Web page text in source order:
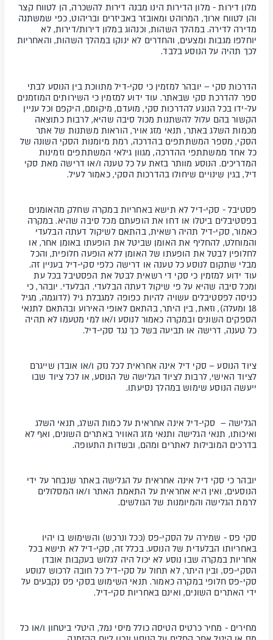
מלון דירות- מלון הדירות הינו מבנה דירות להשכרה, הן לטווח קצר
והן לטווח ארוך, המרוהט ומאובזר באביזרים ובריהוט, כפי שמשתנה
מדירה לדירה. במהלך השהות, וכנהוג במלון דירות/דירות, לא
יוחלפו מגבות ומצעים, והחדרים לא ינוקו במהלך השהות, והאחריות
לכך תהיה על הנוסע בלבד.
הדרכות סקי – יובהר למזמין כי סקי-דיל מתווכת בין הנוסע לבתי
ספר להדרכת סקי שבאתר. עוד ידוע למזמין כי השירותים המוזמנים
על-ידו בכל הנוגע להדרכות סקי, מועדם, מיקומם, היקפם וכל עניין
הקשור בהם עלול להשתנות מכול סיבה שהיא, לרבות כתוצאה
מכמות השלג באתר, תנאי מזג אויר, הוראות משתנות של אתר
הסקי, מספר המשתתפים בהדרכה, רמת מיומנות הסקי השונה של
כל אחד ממשתתפי ההדרכה, מגוון גילאי המשתתפים וזמינות
המדריכים. הנוסע מוותר בזאת על כל טענה ו/או דרישה מאת סקי
דיל, בגין שינויים שיחולו בהדרכות הסקי, כאמור לעיל.
פסטיבל - סקי-דיל לא תישא באחריות במקרה שחלק מהאומנים
בפסטיבלים ביטלו או דחו את הופעתם מכל סיבה שהיא. במקרה
כאמור, סקי-דיל תהיה רשאית, בהתאם לשיקול דעתה הבלעדי
והמוחלט, להחליף את האומן שביטל את הופעתו באומן אחר, או
לחלופין לבטל את הופעתו של האומן ללא הופעה חלופית, והכל
מבלי שתקום לנוסע כל טענה או דרישה כלפי סקי-דיל בעניין זה.
עוד ידוע למזמין כי סקי די רשאית לבטל את הפסטיבל בכל עת
ומכל סיבה שהיא על פי שיקול דעתה הבלעדי. הבלעדי. יובהר, כי
כניסה לפסטיבלים עשויה להיות כפופה למגבלת גיל (לדוגמה, מגיל
18 ומעלה), וזאת, בין היתר, בהתאם לאופי האירוע ובהתאם לתנאי
הספקים השונים ובמקרה כאמור לנוסע ו/או למי מטעמו לא תהיה
כל טענה, דרישה או תביעה בשל כך נגד סקי-דיל.
ציוד הנוסע – סקי דיל אינה אחראית לכל נזק ו/או אובדן שייגרם
לציוד האישי, לרבות לציוד הגלישה של הנוסע, או לכל ציוד שבו
ייעשה הנוסע שימוש במהלך נסיעתו.
הגלישה – סקי-דיל אינה אחראית על כמות השלג, תנאי השלג
ואיכותו, תנאי הגלישה ותנאי מזג האוויר באתרים השונים, ואף לא
בדרכים המובילות לאתרים ומהם, ובשדות התעופה.
יובהר כי סקי דיל אינה אחראית על הגלישה באתר שנבחר על ידי
הנוסעים, ואין היא אחראית על התאמת האתר ו/או המסלולים
לרמת הגלישה והמיומנות של הגולשים.
סקי פס - שמירה על הסקי-פס (ככל ונרכש) והשימוש בו יהיו
באחריותו הבלעדית של הנוסע. בכלל זה, סקי-דיל לא תישא בכל
אחריות במקרה שבו נוסע לא יכול היה לגלוש בעקבות אובדן
הסקי-פס, ובין היתר, לא תחול על סקי-דיל כל חובה לרכוש לנוסע
סקי-פס חלופי במקרה כאמור. תנאי השימוש בסקי פס נקבעים על
ידי האתרים השונים, ואינם באחריות סקי-דיל.
מחירים- מחיר כרטיס הטיסה כולל מיסי נמל, היטלי ביטחון ו/או כל